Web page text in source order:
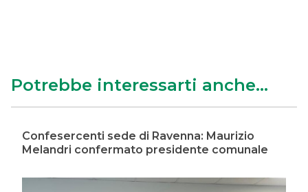
Potrebbe interessarti anche...
Confesercenti sede di Ravenna: Maurizio
Melandri confermato presidente comunale